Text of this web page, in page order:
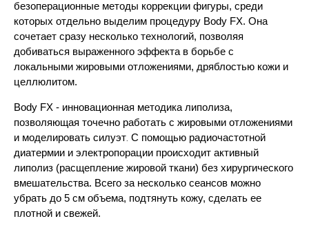
безоперационные методы коррекции фигуры, среди
которых отдельно выделим процедуру Body FX. Она
сочетает сразу несколько технологий, позволяя
добиваться выраженного эффекта в борьбе с
локальными жировыми отложениями, дряблостью кожи и
целлюлитом.
Body FX - инновационная методика липолиза,
позволяющая точечно работать с жировыми отложениями
и моделировать силуэт. С помощью радиочастотной
диатермии и электропорации происходит активный
липолиз (расщепление жировой ткани) без хирургического
вмешательства. Всего за несколько сеансов можно
убрать до 5 см объема, подтянуть кожу, сделать ее
плотной и свежей.